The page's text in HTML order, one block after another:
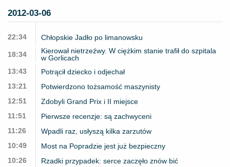
2012-03-06
22:34 Chłopskie Jadło po limanowsku
18:34
Kierował nietrzeźwy. W ciężkim stanie trafił do szpitala
w Gorlicach
13:43
Potrącił dziecko i odjechał
13:21
Potwierdzono tożsamość maszynisty
12:51
Zdobyli Grand Prix i II miejsce
11:51
Pierwsze recenzje: są zachwyceni
11:26
Wpadli raz, usłyszą kilka zarzutów
10:49
Most na Popradzie jest już bezpieczny
10:26
Rzadki przypadek: serce zaczęło znów bić